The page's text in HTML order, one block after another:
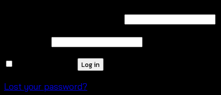
Required
Required
Log in
Lost your password?